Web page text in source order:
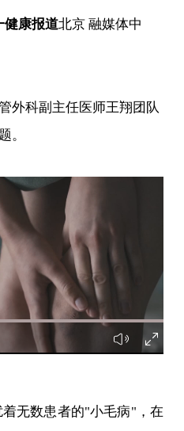
健康报道北京 融媒体中
外科副主任医师王翔团队
。
无数患者的"小毛病" ，在